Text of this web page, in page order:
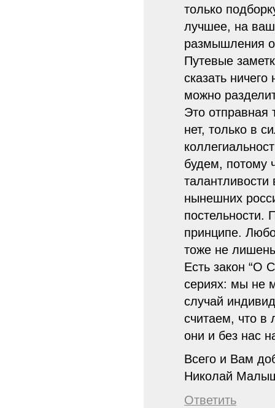
только
лучшее, на
размышления о
Путевые
сказать
можно
Это отправная
нет, только в
будем, потому
нынешних
постельности.
принципе.
тоже не
Есть закон “О
сериях: мы не
случай
считаем, что в
они и без нас
Всего и Вам
Николай
Ответить